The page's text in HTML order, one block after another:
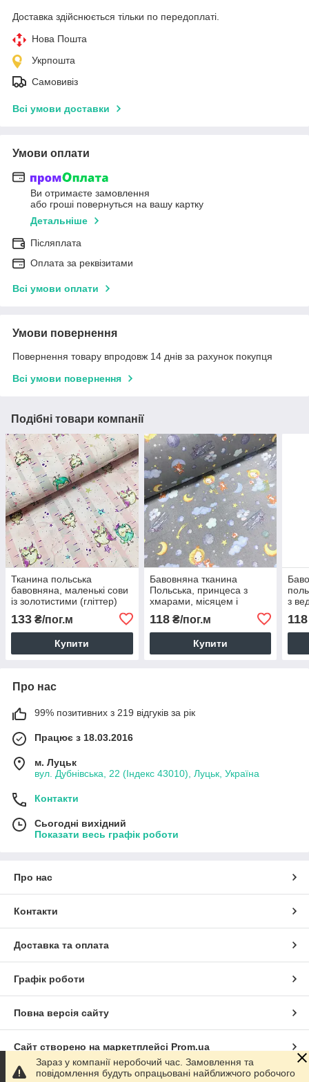
Доставка здійснюється тільки по передоплаті.
Нова Пошта
Укрпошта
Самовивіз
Всі умови доставки
Умови оплати
Ви отримаєте замовлення
або гроші повернуться на вашу картку
Детальніше
Післяплата
Оплата за реквізитами
Всі умови оплати
Умови повернення
Повернення товару впродовж 14 днів за рахунок покупця
Всі умови повернення
Подібні товари компанії
Тканина польська
бавовняна, маленькі сови
із золотистими (гліттер)
рожевому (0081)
133 ₴/пог.м
Купити
Бавовняна тканина
Польська, принцеса з
хмарами, місяцем і
місяцем на сірому (0384)
118₴/пог.м
Купити
з
118
Про нас
99% позитивних з 219 відгуків за рік
Працює з 18.03.2016
м. Луцьк
вул. Дубнівська, 22 (Індекс 43010), Луцьк, Україна
Контакти
Сьогодні вихідний
Показати весь графік роботи
Про нас
Контакти
Доставка та оплата
Графік роботи
Повна версія сайту
Сайт створено на маркетплейсі Prom.ua
Зараз у компанії неробочий час. Замовлення та
повідомлення будуть опрацьовані найближчого робочого